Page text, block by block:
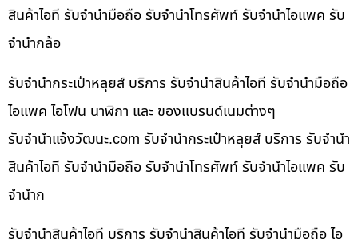
สินค้าไอที รับจำนำมือถือ รับจำนำโทรศัพท์ รับจำนำไอแพค รับ
จำนำกล้อ
รับจำนำกระเป๋าหลุยส์ บริการ รับจำนำสินค้าไอที รับจำนำมือถือ
ไอแพค ไอโฟน นาฬิกา และ ของแบรนด์เนมต่างๆ
รับจํานําแจ้งวัฒนะ.com รับจำนำกระเป๋าหลุยส์ บริการ รับจำนำ
สินค้าไอที รับจำนำมือถือ รับจำนำโทรศัพท์ รับจำนำไอแพค รับ
จำนำก
รับจำนำสินค้าไอที บริการ รับจำนำสินค้าไอที รับจำนำมือถือ ไอ